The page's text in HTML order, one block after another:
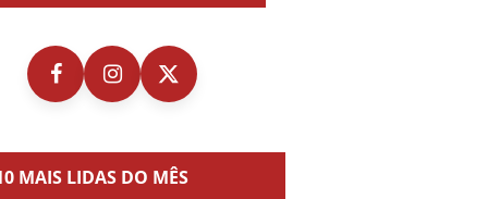
MAIS LIDAS DO MÊS